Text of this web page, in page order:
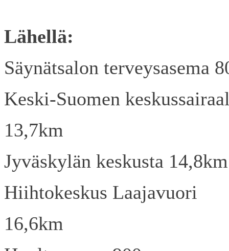
Lähellä:
Säynätsalon terveysasema
Keski-Suomen
13,7km
Jyväskylän keskusta 14,8km
Hiihtokeskus Laajavuori
16,6km